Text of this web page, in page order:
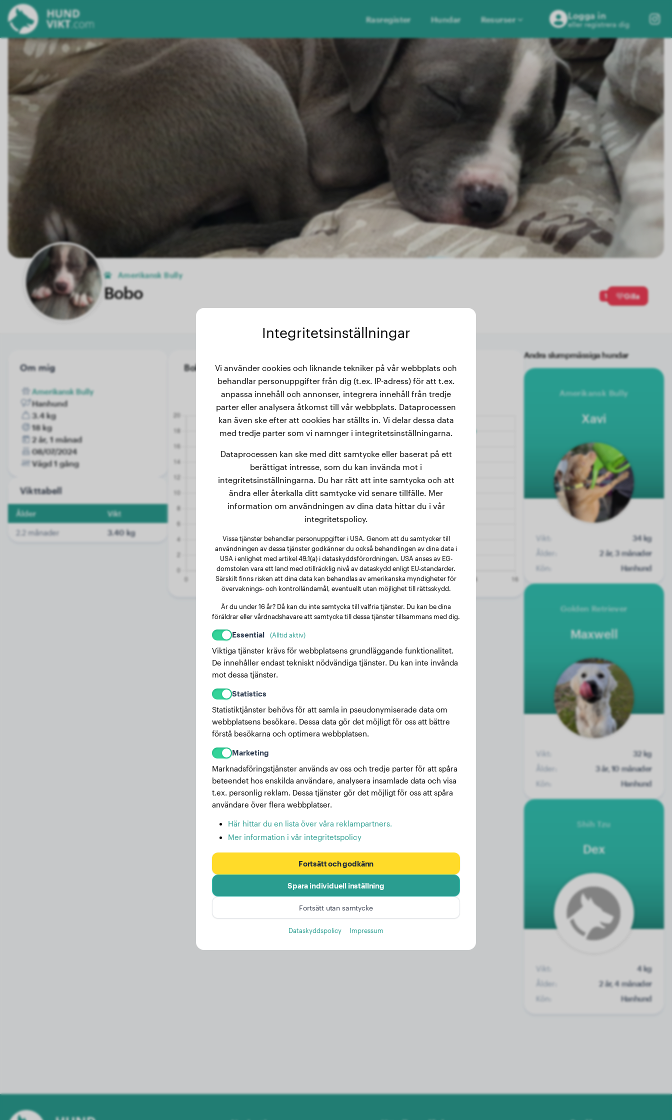
Rasregister Hundar Resurser Logga in
eller registrera dig
Amerikansk Bully
Bobo 1 Gilla
Om mig
Amerikansk Bully
Hanhund
3.4 kg
18 kg
2 år, 1 månad
08/07/2024
Vägd 1 gång
Vikttabell
Ålder Vikt
2.2 månader 3.40 kg
Bobo's vikthistorik
Andra slumpmässiga hundar
Amerikansk Bully
Xavi
Vikt:
34 kg
Ålder:
2 år, 3 månader
Kön:
Hanhund
Golden Retriever
Maxwell
Vikt:
32 kg
Ålder:
3 år, 10 månader
Kön:
Hanhund
Shih Tzu
Dex
Vikt:
4 kg
Ålder:
2 år, 4 månader
Kön:
Hanhund
Integritetsinställningar
Vi använder cookies och liknande tekniker på vår webbplats och
behandlar personuppgifter från dig (t.ex. IP-adress) för att t.ex.
anpassa innehåll och annonser, integrera innehåll från tredje
parter eller analysera åtkomst till vår webbplats. Dataprocessen
kan även ske efter att cookies har ställts in. Vi delar dessa data
med tredje parter som vi namnger i integritetsinställningarna.
Dataprocessen kan ske med ditt samtycke eller baserat på ett
berättigat intresse, som du kan invända mot i
integritetsinställningarna. Du har rätt att inte samtycka och att
ändra eller återkalla ditt samtycke vid senare tillfälle. Mer
information om användningen av dina data hittar du i vår
integritetspolicy.
Vissa tjänster behandlar personuppgifter i USA. Genom att du samtycker till
användningen av dessa tjänster godkänner du också behandlingen av dina data i
USA i enlighet med artikel 49.1(a) i dataskyddsförordningen. USA anses av EG-
domstolen vara ett land med otillräcklig nivå av dataskydd enligt EU-standarder.
Särskilt finns risken att dina data kan behandlas av amerikanska myndigheter för
övervaknings- och kontrolländamål, eventuellt utan möjlighet till rättsskydd.
Är du under 16 år? Då kan du inte samtycka till valfria tjänster. Du kan be dina
föräldrar eller vårdnadshavare att samtycka till dessa tjänster tillsammans med dig.
Essential (Alltid aktiv)
Viktiga tjänster krävs för webbplatsens grundläggande funktionalitet.
De innehåller endast tekniskt nödvändiga tjänster. Du kan inte invända
mot dessa tjänster.
Statistics
Statistiktjänster behövs för att samla in pseudonymiserade data om
webbplatsens besökare. Dessa data gör det möjligt för oss att bättre
förstå besökarna och optimera webbplatsen.
Marketing
Marknadsföringstjänster används av oss och tredje parter för att spåra
beteendet hos enskilda användare, analysera insamlade data och visa
t.ex. personlig reklam. Dessa tjänster gör det möjligt för oss att spåra
användare över flera webbplatser.
Här hittar du en lista över våra reklampartners.
Mer information i vår integritetspolicy
Fortsätt och godkänn
Spara individuell inställning
Fortsätt utan samtycke
Dataskyddspolicy Impressum